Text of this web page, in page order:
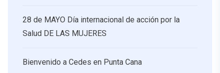
28 de MAYO Día internacional de acción por la
Salud DE LAS MUJERES
Bienvenido a Cedes en Punta Cana